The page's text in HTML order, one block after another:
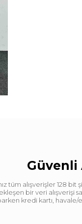
Güvenli
tüm alışverişler 128 bit
bir veri
kredi kartı,